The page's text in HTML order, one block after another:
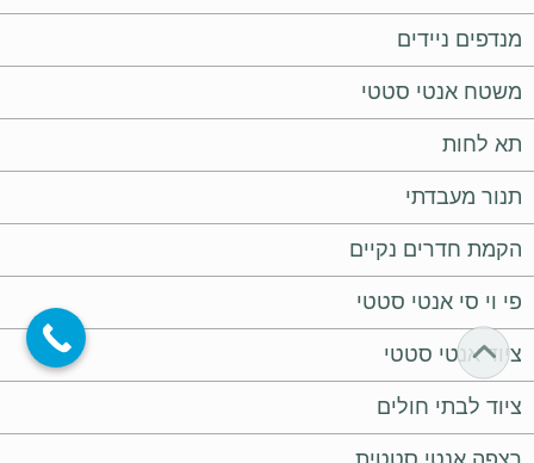
מנדפים ניידים
משטח אנטי סטטי
תא לחות
תנור מעבדתי
הקמת חדרים נקיים
פי וי סי אנטי סטטי
ציוד אנטי סטטי
ציוד לבתי חולים